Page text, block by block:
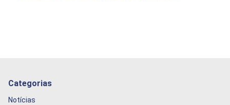
Categorias
Notícias